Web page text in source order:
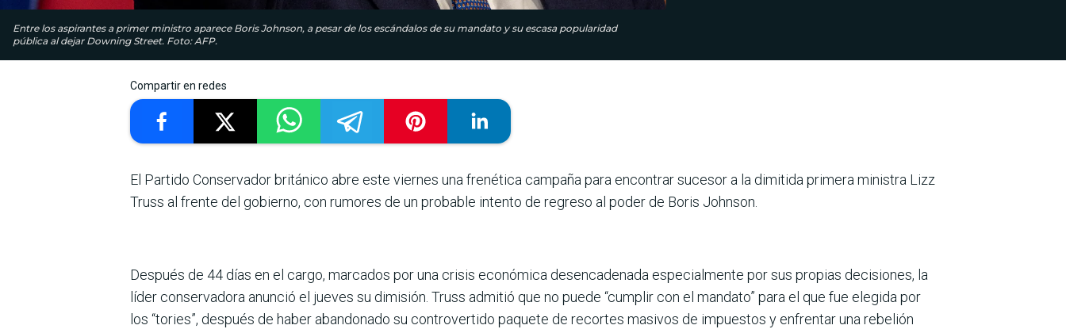
Entre los aspirantes a primer ministro aparece Boris Johnson, a pesar de los escándalos de su mandato y su escasa popularidad
pública al dejar Downing Street. Foto: AFP.
Compartir en redes
El Partido Conservador británico abre este viernes una frenética campaña para encontrar sucesor a la dimitida primera ministra Lizz
Truss al frente del gobierno, con rumores de un probable intento de regreso al poder de Boris Johnson.
Después de 44 días en el cargo, marcados por una crisis económica desencadenada especialmente por sus propias decisiones, la
líder conservadora anunció el jueves su dimisión. Truss admitió que no puede “cumplir con el mandato” para el que fue elegida por
los “tories”, después de haber abandonado su controvertido paquete de recortes masivos de impuestos y enfrentar una rebelión